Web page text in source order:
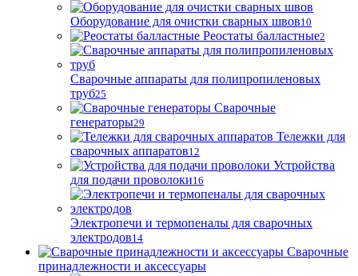
Оборудование для очистки сварных швов10
Реостаты балластные2
Сварочные аппараты для полипропиленовых
труб25
Сварочные
генераторы29
Тележки для
сварочных аппаратов12
Устройства
для подачи проволоки16
Электропечи и термопеналы для сварочных
электродов14
Сварочные
принадлежности и аксессуары